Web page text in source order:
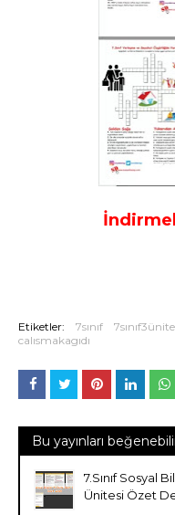
Etiketler: 7sınıf 7sınıf3ünite
calısmakagıdı
Bu yayınları
7.Sınıf Sosyal
Ünitesi Özet